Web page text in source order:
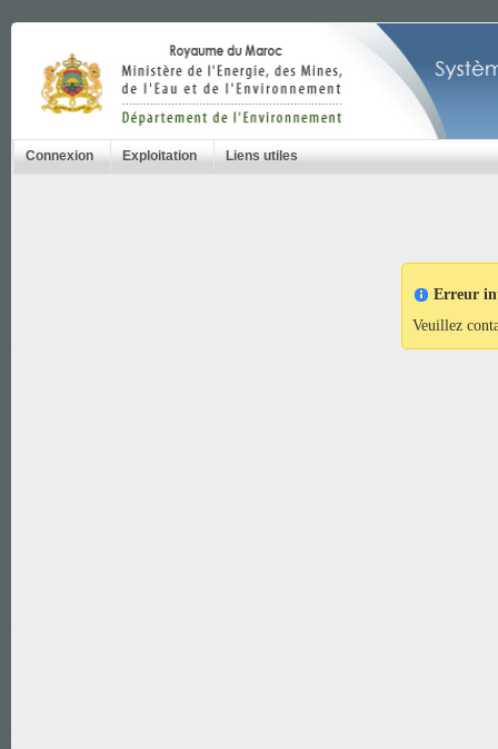
Connexion Exploitation Liens utiles
Erreur
Veuillez